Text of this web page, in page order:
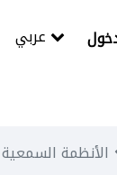
الأنظمة